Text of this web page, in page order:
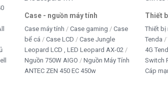
Case - nguồn máy tính
Case máy tính Case gaming
Case
bể cá
Case LCD
Case Jungle
Leopard LCD , LED Leopard AX-02
Nguồn 750W AIGO
Nguồn Máy Tính
ANTEC ZEN 450 EC 450w
Thiết
Thiết bị
Tenda
4G
Switch
Cáp